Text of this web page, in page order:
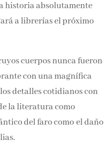
historia absolutamente
a librerías el próximo
cuerpos nunca fueron
con una magnífica
detalles cotidianos con
la literatura como
del faro como el daño